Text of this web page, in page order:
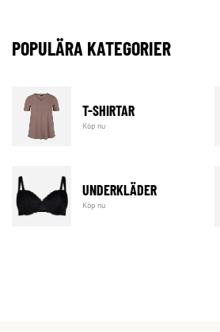
POPULÄRA KATEGORIER
T-SHIRTAR
Köp nu
UNDERKLÄDER
Köp nu